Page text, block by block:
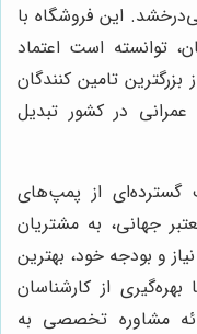
این فروشگاه با
توانسته است اعتماد
تامین کنندگان
در کشور تبدیل
گسترده‌ای از پمپ‌های
جهانی، به مشتریان
و بودجه خود، بهترین
از کارشناسان
مشاوره تخصصی به